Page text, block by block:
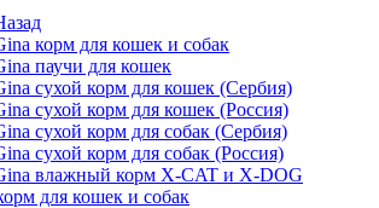
корм для кошек и собак
паучи для кошек
сухой корм для кошек (Сербия)
сухой корм для кошек (Россия)
сухой корм для собак (Сербия)
сухой корм для собак (Россия)
влажный корм X-CAT и X-DOG
для кошек и собак